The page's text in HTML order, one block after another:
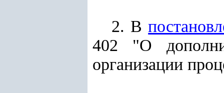
2. В
402 "О
организации